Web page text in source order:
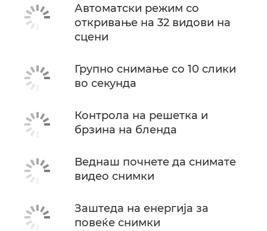
Автоматски режим со
откривање на 32 видови на
сцени
Групно снимање со 10 слики
во секунда
Контрола на решетка и
брзина на бленда
Веднаш почнете да снимате
видео снимки
Заштеда на енергија за
повеќе снимки